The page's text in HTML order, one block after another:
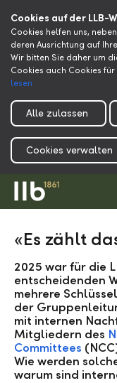
Cookies auf der LLB-
Cookies helfen uns,
deren Ausrichtung auf
Wir bitten Sie daher um
Cookies auch Cookies
lesen
Alle zulassen
Cookies verwalten
«Es zählt
2025 war für die
entscheidenden
mehrere
der
mit internen
Mitgliedern des
Committees
Wie werden
warum sind